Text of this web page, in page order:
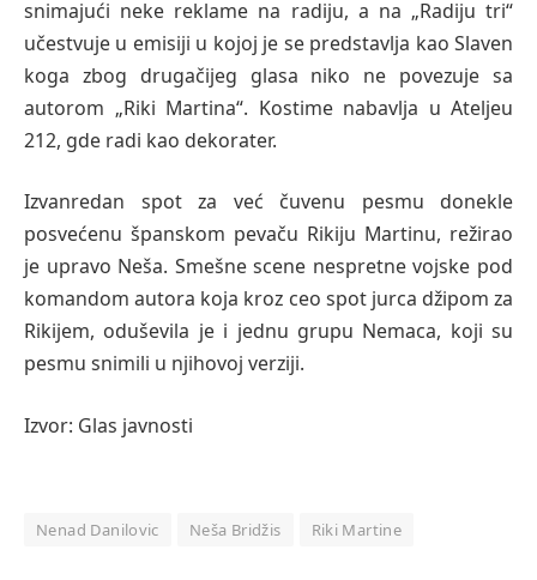
snimajući neke reklame na radiju, a na „Radiju tri“
učestvuje u emisiji u kojoj je se predstavlja kao Slaven
koga zbog drugačijeg glasa niko ne povezuje sa
autorom „Riki Martina“. Kostime nabavlja u Ateljeu
212, gde radi kao dekorater.
Izvanredan spot za već čuvenu pesmu donekle
posvećenu španskom pevaču Rikiju Martinu, režirao
je upravo Neša. Smešne scene nespretne vojske pod
komandom autora koja kroz ceo spot jurca džipom za
Rikijem, oduševila je i jednu grupu Nemaca, koji su
pesmu snimili u njihovoj verziji.
Izvor: Glas javnosti
Nenad Danilovic Neša Bridžis Riki Martine